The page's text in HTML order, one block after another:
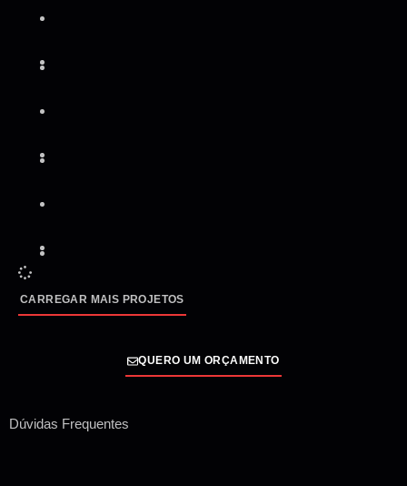
CARREGAR MAIS PROJETOS
QUERO UM ORÇAMENTO
Dúvidas Frequentes